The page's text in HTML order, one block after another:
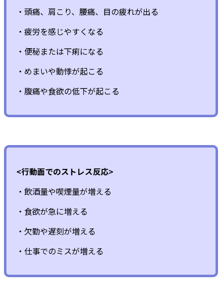
・頭痛、肩こり、腰痛、目の疲れが出る
・疲労を感じやすくなる
・便秘または下痢になる
・めまいや動悸が起こる
・腹痛や食欲の低下が起こる
<行動面でのストレス反応>
・飲酒量や喫煙量が増える
・食欲が急に増える
・欠勤や遅刻が増える
・仕事でのミスが増える